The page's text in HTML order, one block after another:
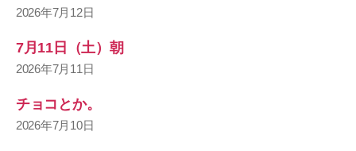
2026年7月12日
7月11日（土）朝
2026年7月11日
チョコとか。
2026年7月10日